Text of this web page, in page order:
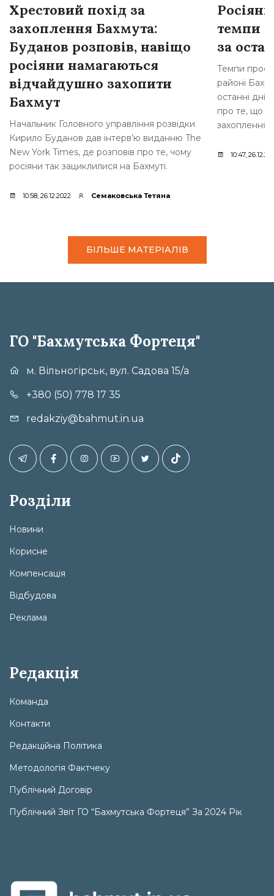
Хрестовий похід за
захоплення Бахмута:
Буданов розповів, навіщо
росіяни намагаються
відчайдушно захопити
Бахмут
Начальник Головного управління розвідки
Кирило Буданов дав інтерв’ю виданню The
New York Times, де розповів про те, чому
росіяни так зациклилися на Бахмуті.
10:58, 26.12.2022 Семаковська Тетяна
темпи
за
Темпи
районі
останні
про те, що
захоплення
10:47,
БІЛЬШЕ МАТЕРІАЛІВ
ГО "Бахмутська Фортеця"
м. Вільногірськ, вул. Садова 15/а
+380 (50) 778 17 35
redakziy@bahmut.in.ua
Розділи
Новини
Корисне
Компенсація
Відбудова
Реклама
Редакція
Команда
Контакти
Редакційна Політика
Методологія Фактчеку
Публічний Договір
Публічний Звіт ГО “Бахмутська Фортеця” За 2024 Рік